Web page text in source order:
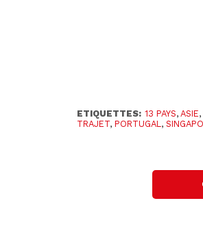
ETIQUETTES: 13 PAYS,ASIE
TRAJET,PORTUGAL,